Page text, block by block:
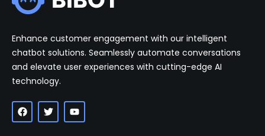
Enhance customer engagement with our intelligent
chatbot solutions. Seamlessly automate conversations
and elevate user experiences with cutting-edge AI
technology.